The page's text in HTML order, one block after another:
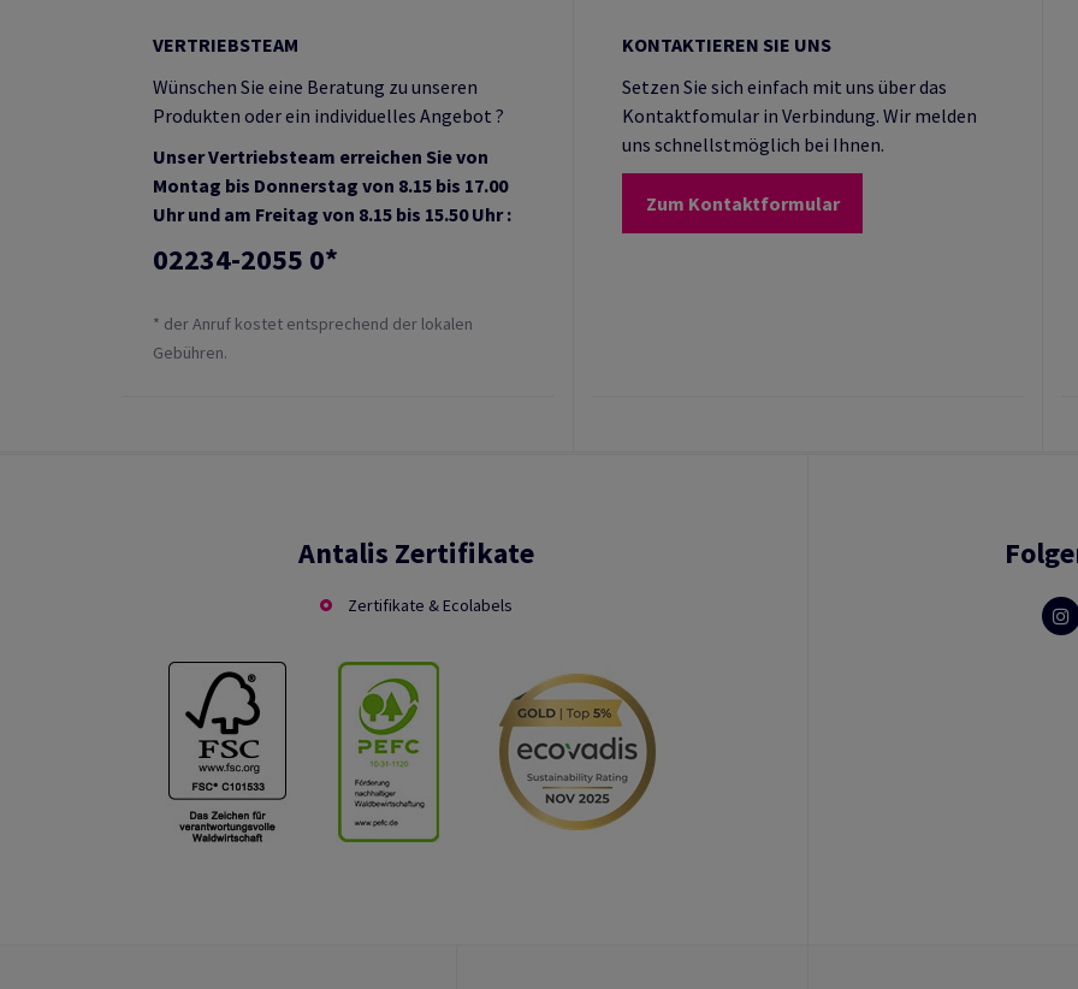
VERTRIEBSTEAM
Wünschen Sie eine Beratung zu unseren
Produkten oder ein individuelles Angebot ?
Unser Vertriebsteam erreichen Sie von
Montag bis Donnerstag von 8.15 bis 17.00
Uhr und am Freitag von 8.15 bis 15.50 Uhr :
02234-2055 0*
* der Anruf kostet entsprechend der lokalen
Gebühren.
KONTAKTIEREN SIE UNS
Setzen Sie sich einfach mit uns über das
Kontaktfomular in Verbindung. Wir melden
uns schnellstmöglich bei Ihnen.
Zum Kontaktformular
Antalis Zertifikate
Zertifikate & Ecolabels